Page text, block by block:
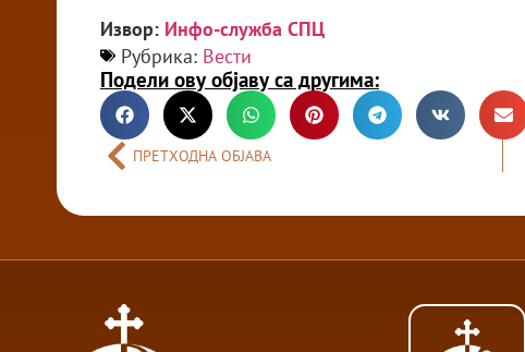
Извор: Инфо-служба СПЦ
Рубрика: Вести
Подели ову објаву са другима:
ПРЕТХОДНА ОБЈАВА